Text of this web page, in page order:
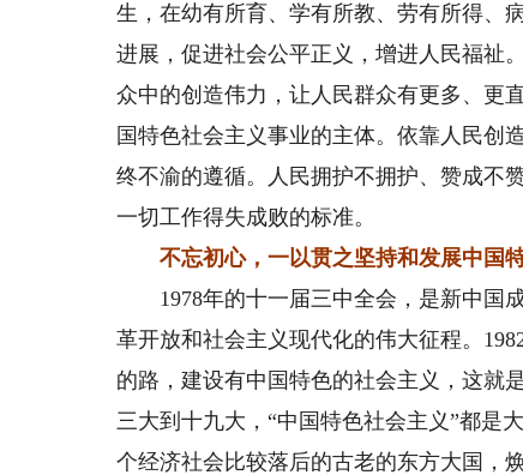
生，在幼有所育、学有所教、劳有所得、
进展，促进社会公平正义，增进人民福祉
众中的创造伟力，让人民群众有更多、更
国特色社会主义事业的主体。依靠人民创
终不渝的遵循。人民拥护不拥护、赞成不
一切工作得失成败的标准。
不忘初心，一以贯之坚持和发展中国
1978年的十一届三中全会，是新中国
革开放和社会主义现代化的伟大征程。
的路，建设有中国特色的社会主义，这就
三大到十九大，“中国特色社会主义”都是
个经济社会比较落后的古老的东方大国，